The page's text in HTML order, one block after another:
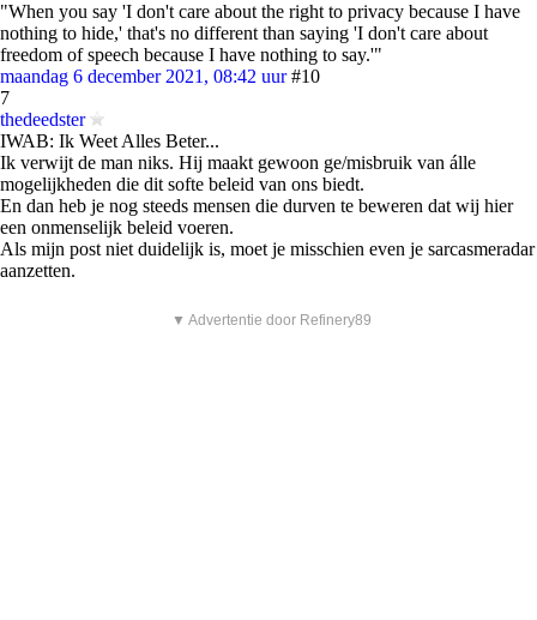
"When you say 'I don't care about the right to privacy because I have
nothing to hide,' that's no different than saying 'I don't care about
freedom of speech because I have nothing to say.'"
maandag 6 december 2021, 08:42 uur #10
7
thedeedster
IWAB: Ik Weet Alles Beter...
Ik verwijt de man niks. Hij maakt gewoon ge/misbruik van álle
mogelijkheden die dit softe beleid van ons biedt.
En dan heb je nog steeds mensen die durven te beweren dat wij hier
een onmenselijk beleid voeren.
Als mijn post niet duidelijk is, moet je misschien even je sarcasmeradar
aanzetten.
▼ Advertentie door Refinery89